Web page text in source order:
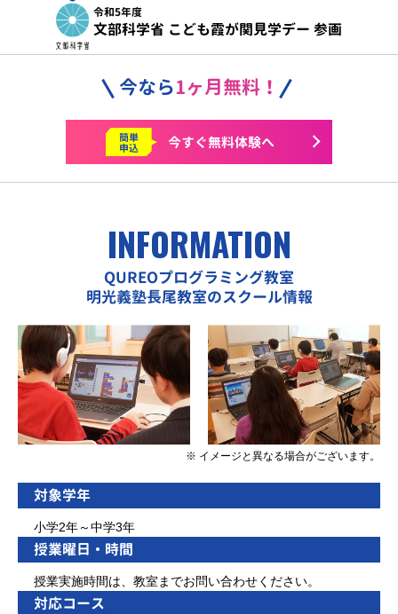
令和5年度
文部科学省 こども霞が関見学デー 参画
今なら1ヶ月無料！
簡単
申込 今すぐ無料体験へ
INFORMATION
QUREOプログラミング教室
明光義塾長尾教室のスクール情報
※ イメージと異なる場合がございます。
対象学年
小学2年～中学3年
授業曜日・時間
授業実施時間は、教室までお問い合わせください。
対応コース